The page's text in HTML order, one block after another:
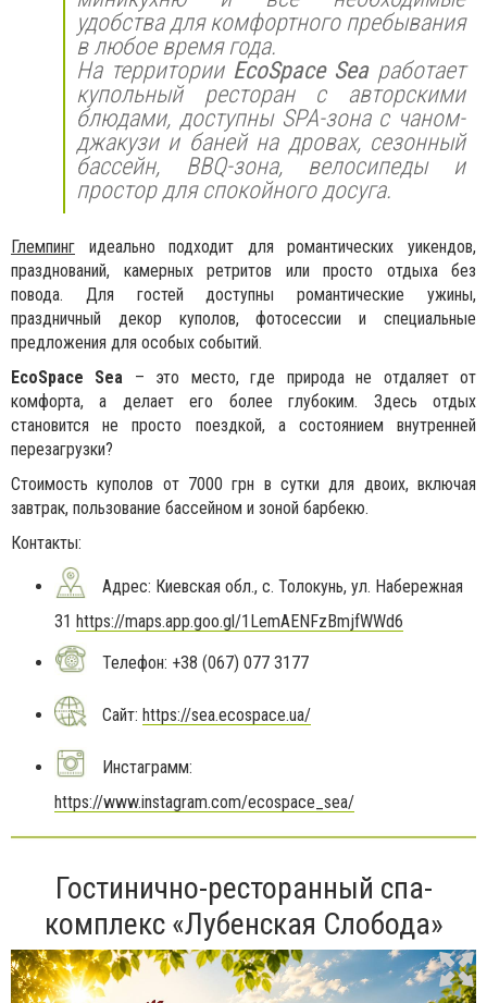
удобства для комфортного пребывания
в любое время года.
На территории EcoSpace Seaработает
купольный ресторан с авторскими
блюдами, доступны SPA-зона с чаном-
джакузи и баней на дровах, сезонный
бассейн, BBQ-зона, велосипеды и
простор для спокойного досуга.
Глемпинг идеально подходит для романтических уикендов,
празднований, камерных ретритов или просто отдыха без
повода. Для гостей доступны романтические ужины,
праздничный декор куполов, фотосессии и специальные
предложения для особых событий.
EcoSpace Sea – это место, где природа не отдаляет от
комфорта, а делает его более глубоким. Здесь отдых
становится не просто поездкой, а состоянием внутренней
перезагрузки?
Стоимость куполов от 7000 грн в сутки для двоих, включая
завтрак, пользование бассейном и зоной барбекю.
Контакты:
Адрес: Киевская обл., с. Толокунь, ул. Набережная
31 https://maps.app.goo.gl/1LemAENFzBmjfWWd6
Телефон: +38 (067) 077 3177
Сайт: https://sea.ecospace.ua/
Инстаграмм:
https://www.instagram.com/ecospace_sea/
Гостинично-ресторанный спа-
комплекс «Лубенская Слобода»